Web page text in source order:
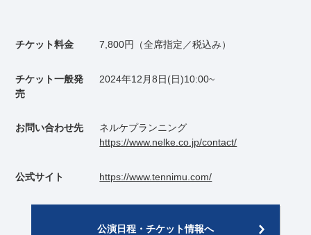
チケット料金 7,800円（全席指定／税込み）
チケット一般発
売
2024年12月8日(日)10:00~
お問い合わせ先
ネルケプランニング
https://www.nelke.co.jp/contact/
公式サイト https://www.tennimu.com/
公演日程・チケット情報へ